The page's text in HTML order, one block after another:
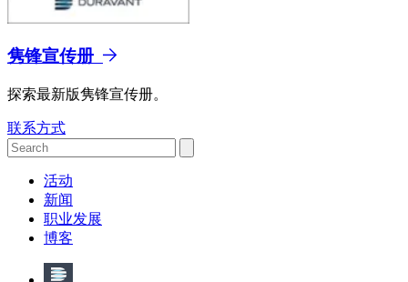
隽锋宣传册
探索最新版隽锋宣传册。
联系方式
活动
新闻
职业发展
博客